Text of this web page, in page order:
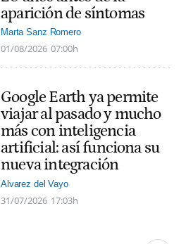
aparición de síntomas
Marta Sanz Romero
01/08/2026 07:00h
Google Earth ya permite
viajar al pasado y mucho
más con inteligencia
artificial: así funciona su
nueva integración
Alvarez del Vayo
31/07/2026 17:03h